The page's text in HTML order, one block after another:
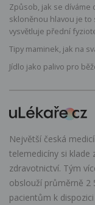
Způsob, jak se díváme
skloněnou hlavou je to
vysvětluje přední
Tipy maminek, jak na
Jídlo jako palivo pro
Největší česká
telemedicíny si klade
zdravotnictví. Tým
obslouží průměrně 2
pacientům k